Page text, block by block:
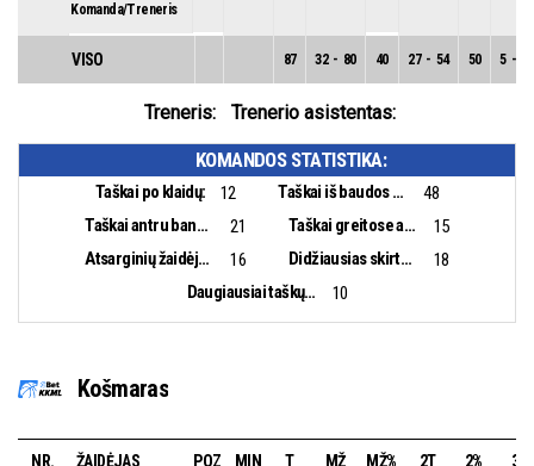
Komanda/Treneris
VISO 87 32 - 80 40 27 - 54 50 5 -
Treneris: Trenerio asistentas:
KOMANDOS STATISTIKA:
Taškai po klaidų: 12 Taškai iš baudos aikštelės:
48
Taškai antru bandymu:
21 Taškai greitose atakose:
15
Atsarginių žaidėjų taškai:
16 Didžiausias skirtumas:
18
Daugiausiai taškų iš eilės:
10
Košmaras
NR. ŽAIDĖJAS POZ MIN T MŽ MŽ% 2T 2% 3T